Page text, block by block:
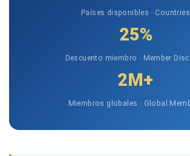
Países disponibles · Countries
25%
Descuento miembro · Member
2M+
Miembros globales · Global